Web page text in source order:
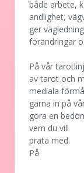
både arbete,
andlighet,
ger
förändringar
På vår
av tarot och
mediala
gärna in på
göra en
vem du vill
prata med.
På